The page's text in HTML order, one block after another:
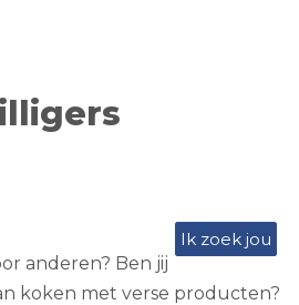
Ik zoek jou
anderen? Ben jij
koken met verse producten?